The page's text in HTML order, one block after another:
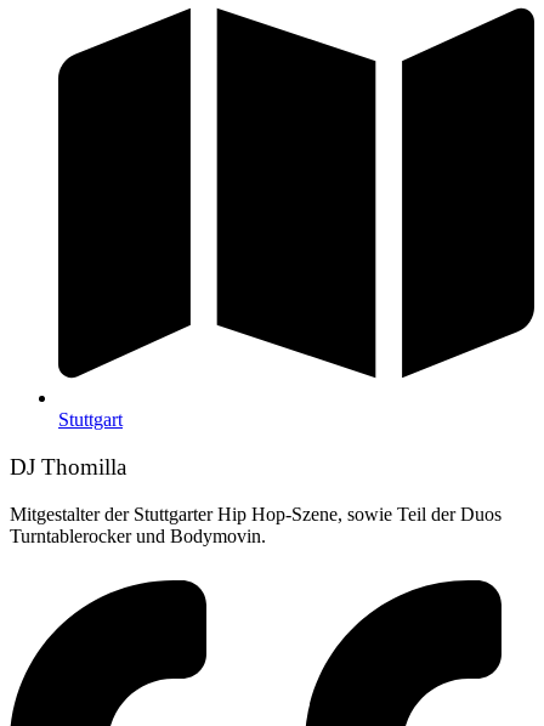
Stuttgart
DJ Thomilla
Mitgestalter der Stuttgarter Hip Hop-Szene, sowie Teil der Duos
Turntablerocker und Bodymovin.